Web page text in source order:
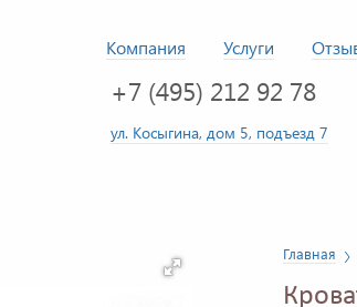
Компания Услуги
+7 (495) 212 92 78
ул. Косыгина, дом 5, подъезд 7
Главная